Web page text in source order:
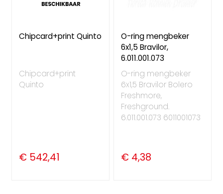
Chipcard+print Quinto
Chipcard+print
Quinto
€ 542,41
O-ring mengbeker
6x1,5 Bravilor,
6.011.001.073
O-ring mengbeker
6x1,5 Bravilor Bolero
Freshmore,
Freshground.
6.011.001.073 6011001073
€ 4,38